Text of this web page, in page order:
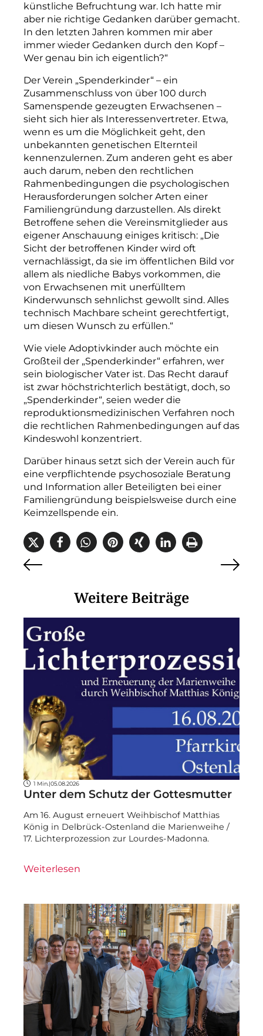
künstliche Befruchtung war. Ich hatte mir
aber nie richtige Gedanken darüber gemacht.
In den letzten Jahren kommen mir aber
immer wieder Gedanken durch den Kopf –
Wer genau bin ich eigentlich?“
Der Verein „Spenderkinder“ – ein
Zusammenschluss von über 100 durch
Samenspende gezeugten Erwachsenen –
sieht sich hier als Interessenvertreter. Etwa,
wenn es um die Möglichkeit geht, den
unbekannten genetischen Elternteil
kennenzulernen. Zum anderen geht es aber
auch da­rum, neben den rechtlichen
Rahmenbedingungen die psychologischen
Herausforderungen solcher Arten einer
Familiengründung darzustellen. Als direkt
Betroffene sehen die Vereins­mitglieder aus
eigener Anschauung einiges kritisch: „Die
Sicht der betroffenen Kinder wird oft
vernachlässigt, da sie im öffentlichen Bild vor
allem als niedliche Babys vorkommen, die
von Erwachsenen mit unerfülltem
Kinderwunsch sehnlichst gewollt sind. Alles
technisch Machbare scheint gerechtfertigt,
um diesen Wunsch zu erfüllen.“
Wie viele Adoptivkinder auch möchte ein
Großteil der „Spenderkinder“ erfahren, wer
sein biologischer Vater ist. Das Recht darauf
ist zwar höchst­richterlich bestätigt, doch, so
„Spenderkinder“, seien weder die
reproduktionsmedizinischen Verfahren noch
die rechtlichen Rahmenbedingungen auf das
Kindeswohl konzentriert.
Darüber hinaus setzt sich der Verein auch für
eine verpflichtende psychosoziale Beratung
und Information aller Beteiligten bei einer
Familiengründung beispielsweise durch eine
Keimzellspende ein.
Weitere Beiträge
1 Min. |05.08.2026
Unter dem Schutz der Gottesmutter
Am 16. August erneuert Weihbischof Matthias
König in Delbrück-Ostenland die Marienweihe /
17. Lichterprozession zur Lourdes-Madonna.
Weiterlesen